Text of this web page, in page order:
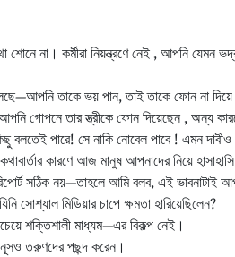
না। কর্মীরা নিয়ন্ত্রণে নেই , আপনি যেমন
তাকে ভয় পান, তাই তাকে ফোন না দিয়ে
গোপনে তার স্ত্রীকে ফোন দিয়েছেন , অন্য
বলতেই পারে! সে নাকি নোবেল পাবে ! এমন
কারণে আজ মানুষ আপনাদের নিয়ে
সঠিক নয়—তাহলে আমি বলব, এই ভাবনাটাই
সোশ্যাল মিডিয়ার চাপে ক্ষমতা হারিয়েছিলেন?
শক্তিশালী মাধ্যম—এর বিকল্প নেই।
তরুণদের পছন্দ করেন।